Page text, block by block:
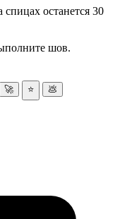
останется 30
шов.
🚀 ⭐ 💩